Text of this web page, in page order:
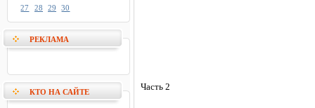
27
28 29 30
РЕКЛАМА
КТО НА САЙТЕ Часть 2